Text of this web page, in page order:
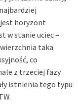
horyzont
w stanie uciec –
taka
co
z trzeciej fazy
istnienia tego typu